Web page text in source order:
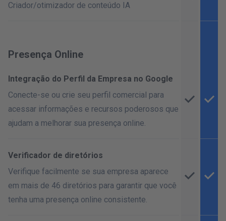
Criador/otimizador de conteúdo IA
Presença Online
Integração do Perfil da Empresa no Google
Conecte-se ou crie seu perfil comercial para
acessar informações e recursos poderosos que
ajudam a melhorar sua presença online.
Verificador de diretórios
Verifique facilmente se sua empresa aparece
em mais de 46 diretórios para garantir que você
tenha uma presença online consistente.